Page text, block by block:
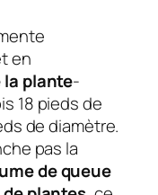
en
la plante-
18 pieds de
de diamètre.
pas la
de queue